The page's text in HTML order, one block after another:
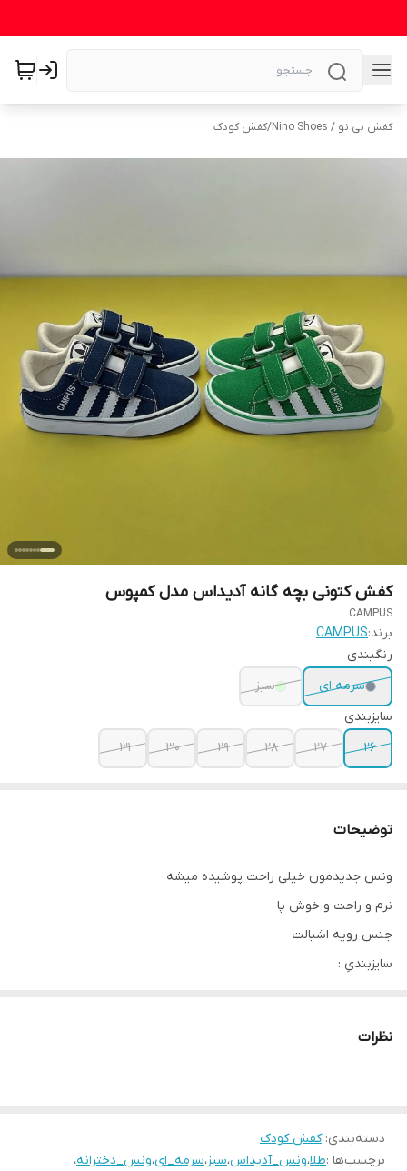
کفش نی نو / Nino Shoes /کفش کودک
کفش کتونی بچه گانه آدیداس مدل کمپوس
CAMPUS
برند:CAMPUS
رنگبندی
سرمه ای
سبز
سایزبندی
26
27
28
29
30
31
توضیحات
ونس جدیدمون خیلی راحت پوشیده میشه
نرم‌ و راحت و خوش پا
جنس رویه اشبالت
سایزبندیِ :
۳۱ مناسب پای ۱۹ سانــــت
نظرات
دسته‌بندی:کفش کودک
برچسب‌ها :طلا،ونس_آدیداس،سبز،سرمه_ای،ونس_دخترانه،